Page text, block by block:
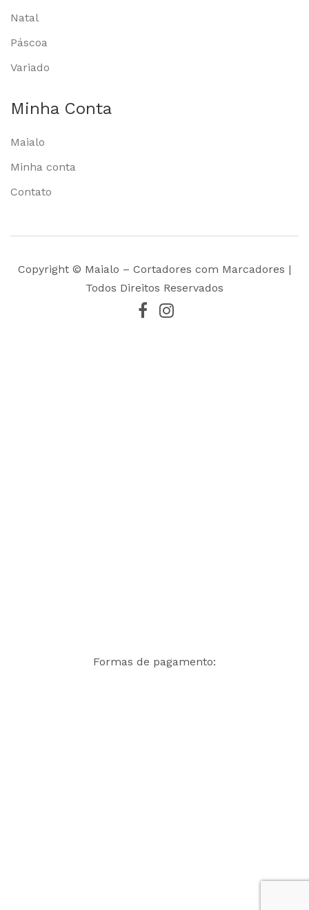
Natal
Páscoa
Variado
Minha Conta
Maialo
Minha conta
Contato
Copyright © Maialo – Cortadores com Marcadores |
Todos Direitos Reservados
Formas de pagamento: